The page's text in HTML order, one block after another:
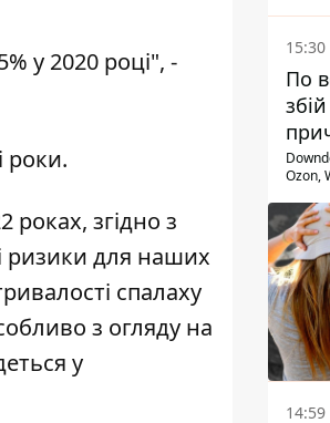
у 2020 році", -
роки.
роках, згідно з
ризики для наших
спалаху
з огляду на
у
15:30
По
Ozon,
14:59